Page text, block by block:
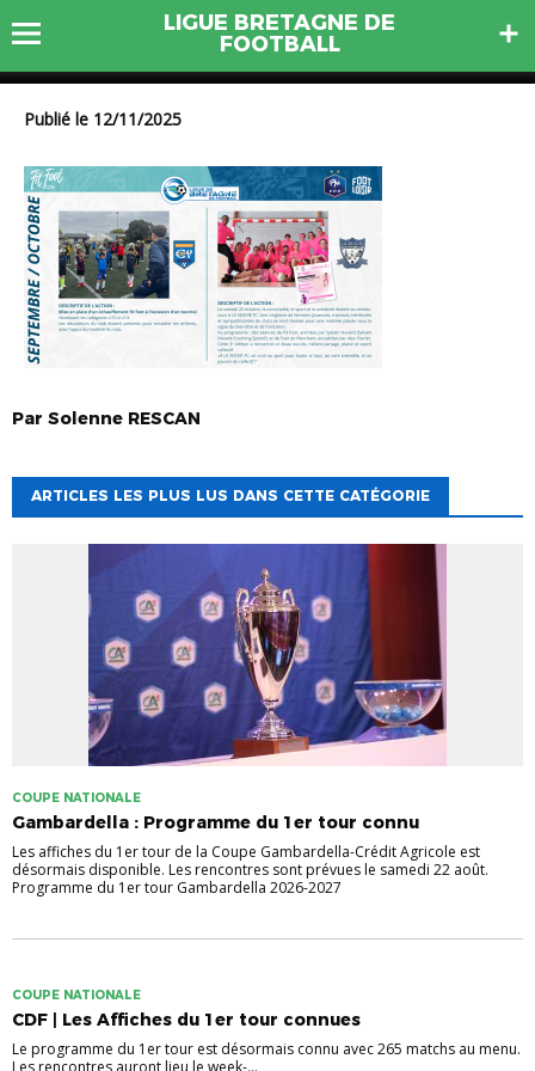
LIGUE BRETAGNE DE
FOOTBALL
Présentation-Site Foot
Autrement (1)
Publié le 12/11/2025
Par Solenne RESCAN
ARTICLES LES PLUS LUS DANS CETTE CATÉGORIE
COUPE NATIONALE
Gambardella : Programme du 1er tour connu
Les affiches du 1er tour de la Coupe Gambardella-Crédit Agricole est
désormais disponible. Les rencontres sont prévues le samedi 22 août.
Programme du 1er tour Gambardella 2026-2027
COUPE NATIONALE
CDF | Les Affiches du 1er tour connues
Le programme du 1er tour est désormais connu avec 265 matchs au menu.
Les rencontres auront lieu le week-...